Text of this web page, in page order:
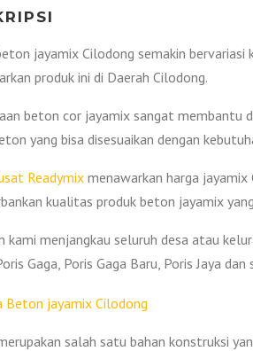
jayamix Cilodong semakin
produk ini di Daerah Cilodong.
beton cor jayamix sangat membantu
yang bisa disesuaikan dengan
Readymix menawarkan harga
kualitas produk beton jayamix
kami menjangkau seluruh desa atau
Gaga, Poris Gaga Baru, Poris Jaya dan
salah satu bahan konstruksi